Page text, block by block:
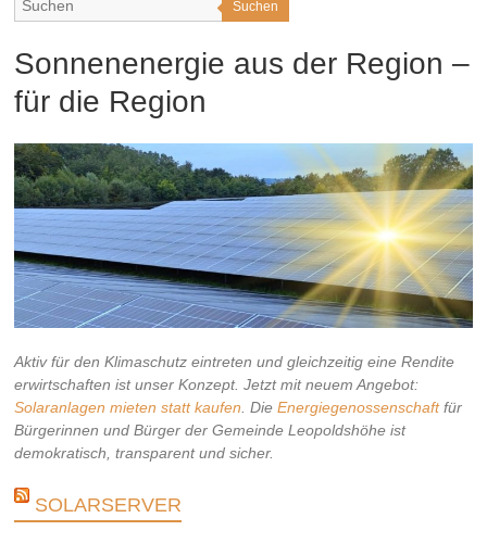
Suchen
Sonnenenergie aus der Region –
für die Region
Aktiv für den Klimaschutz eintreten und gleichzeitig eine Rendite
erwirtschaften ist unser Konzept. Jetzt mit neuem Angebot:
Solaranlagen mieten statt kaufen . DieEnergiegenossenschaftfür
Bürgerinnen und Bürger der Gemeinde Leopoldshöhe ist
demokratisch, transparent und sicher.
SOLARSERVER